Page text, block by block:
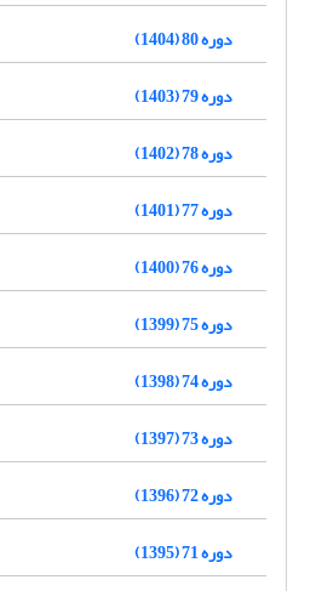
دوره 80 (1404)
دوره 79 (1403)
دوره 78 (1402)
دوره 77 (1401)
دوره 76 (1400)
دوره 75 (1399)
دوره 74 (1398)
دوره 73 (1397)
دوره 72 (1396)
دوره 71 (1395)